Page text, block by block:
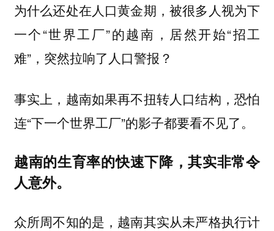
为什么还处在人口黄金期，被很多人视为下
一个“世界工厂”的越南，居然开始“招工
难”，突然拉响了人口警报？
事实上，越南如果再不扭转人口结构，恐怕
连“下一个世界工厂”的影子都要看不见了。
越南的生育率的快速下降，其实非常令
人意外。
众所周不知的是，越南其实从未严格执行计